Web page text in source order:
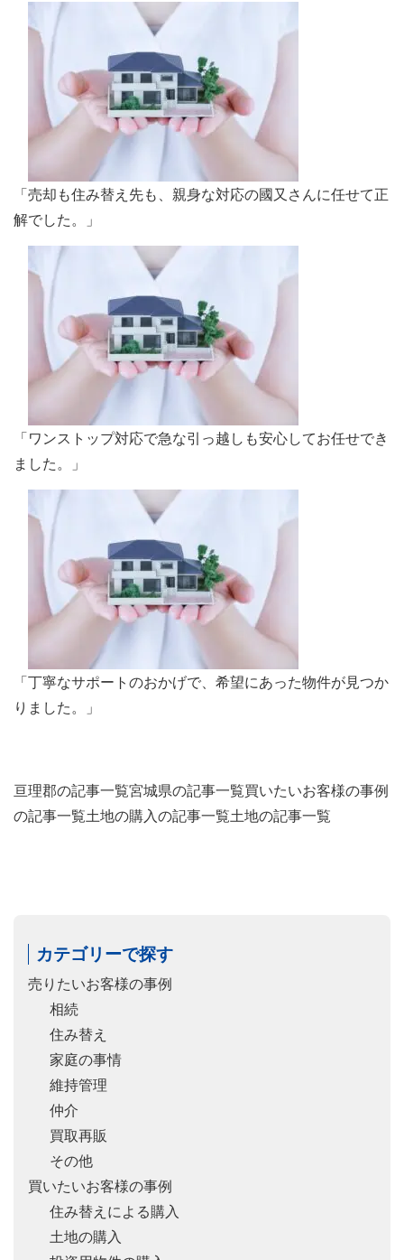
「売却も住み替え先も、親身な対応の國又さんに任せて正
解でした。」
「ワンストップ対応で急な引っ越しも安心してお任せでき
ました。」
「丁寧なサポートのおかげで、希望にあった物件が見つか
りました。」
亘理郡の記事一覧宮城県の記事一覧買いたいお客様の事例
の記事一覧土地の購入の記事一覧土地の記事一覧
カテゴリーで探す
売りたいお客様の事例
相続
住み替え
家庭の事情
維持管理
仲介
買取再販
その他
買いたいお客様の事例
住み替えによる購入
土地の購入